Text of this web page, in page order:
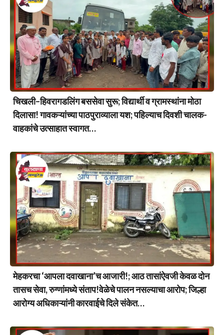
चिखली–हिवरागडलिंग बससेवा सुरू; विद्यार्थी व ग्रामस्थांना मोठा
दिलासा! गावकऱ्यांच्या पाठपुराव्याला यश; पहिल्याच दिवशी चालक-
वाहकांचे उत्साहात स्वागत…
मेहकरचा ‘आपला दवाखाना’च आजारी!; आठ तासांऐवजी केवळ दोन
तासच सेवा, रुग्णांमध्ये संताप!वेळेचे पालन नसल्याचा आरोप; जिल्हा
आरोग्य अधिकाऱ्यांनी कारवाईचे दिले संकेत…